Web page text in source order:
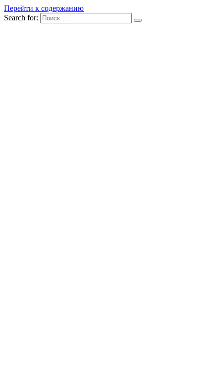
Перейти к содержанию
Search for: